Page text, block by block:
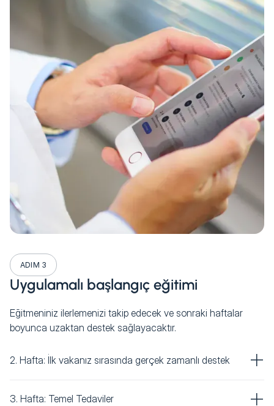
ADIM 3
Uygulamalı başlangıç eğitimi
Eğitmeniniz ilerlemenizi takip edecek ve sonraki haftalar
boyunca uzaktan destek sağlayacaktır.
2. Hafta: İlk vakanız sırasında gerçek zamanlı destek
3. Hafta: Temel Tedaviler